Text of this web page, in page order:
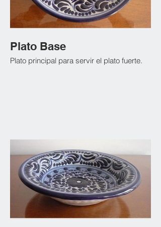
Plato Base
Plato principal para servir el plato fuerte.